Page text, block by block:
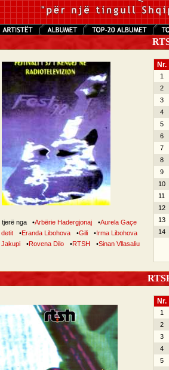
tjerë nga •Arbërie Hadergjonaj •Aurela Gaçe
•Eranda Libohova •Gili •Irma Libohova
•Rovena Dilo •RTSH •Sinan Vllasaliu
Nr.
1
2
3
4
5
6
7
8
9
10
11
12
13
14
Nr.
1
2
3
4
5